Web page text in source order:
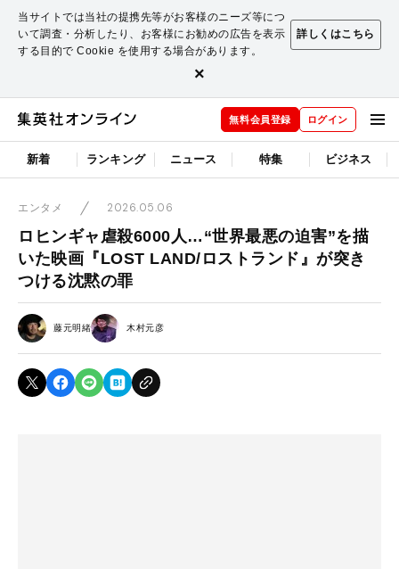
当サイトでは当社の提携先等がお客様のニーズ等につ
いて調査・分析したり、お客様にお勧めの広告を表示
する目的で Cookie を使用する場合があります。
詳しくはこちら
×
無料会員登録 ログイン
新着 ランキング ニュース 特集 ビジネス
エンタメ 2026.05.06
ロヒンギャ虐殺6000人…“世界最悪の迫害”を描
いた映画『LOST LAND/ロストランド』が突き
つける沈黙の罪
藤元明緒 木村元彦